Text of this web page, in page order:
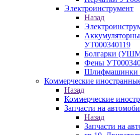
Электроинструмент
Назад
УТ000340119
Болгарки
Фены
Шлифмашинки
Коммерческие
Назад
Коммерческие
Запчасти на
Назад
Запчасти на